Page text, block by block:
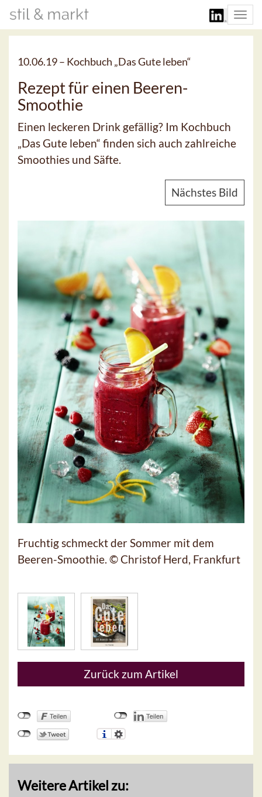
10.06.19 – Kochbuch „Das Gute leben“
Rezept für einen Beeren-
Smoothie
Einen leckeren Drink gefällig? Im Kochbuch
„Das Gute leben“ finden sich auch zahlreiche
Smoothies und Säfte.
Nächstes Bild
Fruchtig schmeckt der Sommer mit dem
Beeren-Smoothie. © Christof Herd, Frankfurt
Zurück zum Artikel
Weitere Artikel zu: